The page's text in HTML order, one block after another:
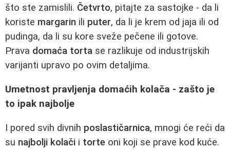
što ste zamislili. Četvrto, pitajte za sastojke - da li
koriste margarin ili puter, da li je krem od jaja ili od
pudinga, da li su kore sveže pečene ili gotove.
Prava domaća torta se razlikuje od industrijskih
varijanti upravo po ovim detaljima.
Umetnost pravljenja domaćih kolača - zašto je
to ipak najbolje
I pored svih divnih poslastičarnica, mnogi će reći da
su najbolji kolači i torte oni koji se prave kod kuće.